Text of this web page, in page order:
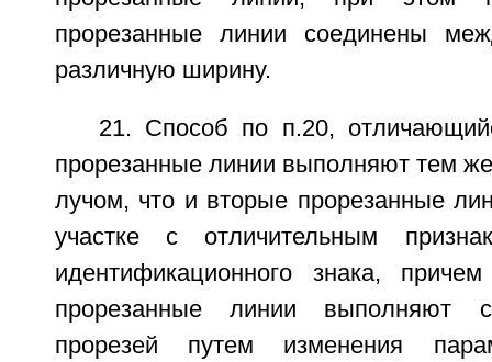
прорезанные линии соединены
различную ширину.
21. Способ по п.20,
прорезанные линии выполняют тем
лучом, что и вторые прорезанные
участке с отличительным
идентификационного знака,
прорезанные линии выполняют
прорезей путем изменения